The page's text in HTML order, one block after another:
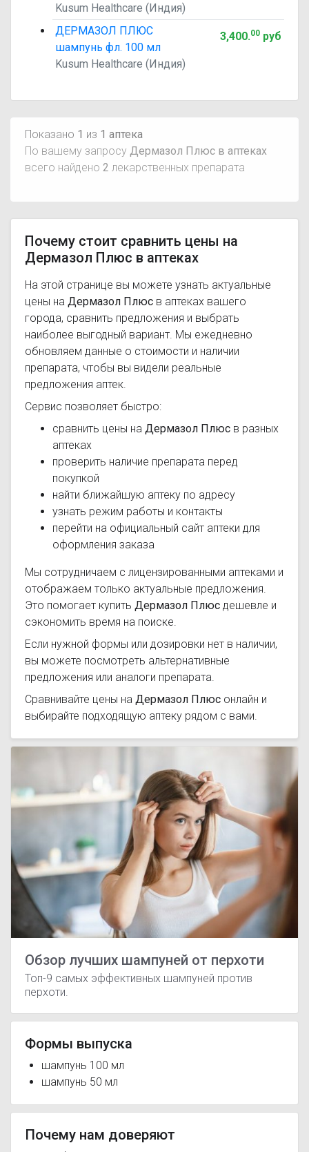
Kusum Healthcare (Индия)
ДЕРМАЗОЛ ПЛЮС
шампунь фл. 100 мл
Kusum Healthcare (Индия)
3,400.00руб
Показано 1 из 1 аптека
По вашему запросу Дермазол Плюс в аптеках
всего найдено 2 лекарственных препарата
Почему стоит сравнить цены на
Дермазол Плюс в аптеках
На этой странице вы можете узнать актуальные
цены на Дермазол Плюс в аптеках вашего
города, сравнить предложения и выбрать
наиболее выгодный вариант. Мы ежедневно
обновляем данные о стоимости и наличии
препарата, чтобы вы видели реальные
предложения аптек.
Сервис позволяет быстро:
сравнить цены на Дермазол Плюс в разных
аптеках
проверить наличие препарата перед
покупкой
найти ближайшую аптеку по адресу
узнать режим работы и контакты
перейти на официальный сайт аптеки для
оформления заказа
Мы сотрудничаем с лицензированными аптеками и
отображаем только актуальные предложения.
Это помогает купить Дермазол Плюс дешевле и
сэкономить время на поиске.
Если нужной формы или дозировки нет в наличии,
вы можете посмотреть альтернативные
предложения или аналоги препарата.
Сравнивайте цены на Дермазол Плюс онлайн и
выбирайте подходящую аптеку рядом с вами.
Обзор лучших шампуней от перхоти
Топ-9 самых эффективных шампуней против
перхоти.
Формы выпуска
шампунь 100 мл
шампунь 50 мл
Почему нам доверяют